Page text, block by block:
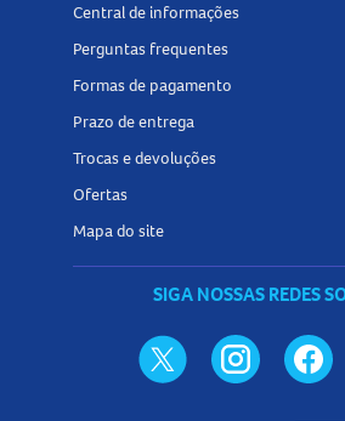
Central de informações
Perguntas frequentes
Formas de pagamento
Prazo de entrega
Trocas e devoluções
Ofertas
Mapa do site
SIGA NOSSAS REDES